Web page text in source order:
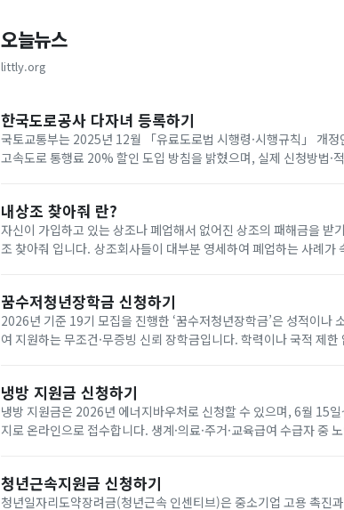
오늘뉴스
littly.org
한국도로공사 다자녀 등록하기
국토교통부는 2025년 12월 「유료도로법 시행령·시행규칙」 개
고속도로 통행료 20% 할인 도입 방침을 밝혔으며, 실제 신청방법·
내상조 찾아줘 란?
자신이 가입하고 있는 상조나 폐업해서 없어진 상조의 패해금을 받
조 찾아줘 입니다. 상조회사들이 대부분 영세하여 폐업하는 사례가 속출하고 있는데 아래와 같은 사이트에서 조회하면
꿈수저청년장학금 신청하기
2026년 기준 19기 모집을 진행한 ‘꿈수저청년장학금’은 성적이나
여 지원하는 무조건·무증빙 신뢰 장학금입니다. 학력이나 국적 제
냉방 지원금 신청하기
냉방 지원금은 2026년 에너지바우처로 신청할 수 있으며, 6월 15
지로 온라인으로 접수합니다. 생계·의료·주거·교육급여 수급자 중
청년근속지원금 신청하기
청년일자리도약장려금(청년근속 인센티브)은 중소기업 고용 촉진